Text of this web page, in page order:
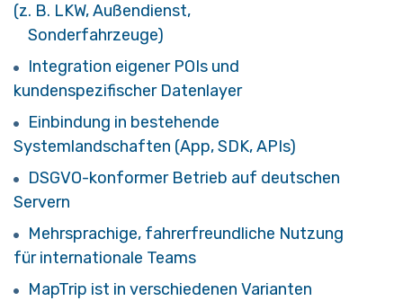
(z. B. LKW, Außendienst,
Sonderfahrzeuge)
Integration eigener POIs und
kundenspezifischer Datenlayer
Einbindung in bestehende
Systemlandschaften (App, SDK, APIs)
DSGVO-konformer Betrieb auf deutschen
Servern
Mehrsprachige, fahrerfreundliche Nutzung
für internationale Teams
MapTrip ist in verschiedenen Varianten